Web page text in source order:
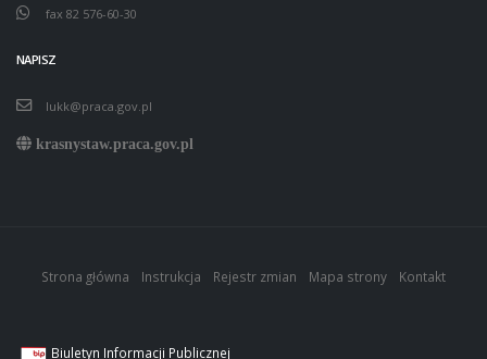
fax 82 576-60-30
NAPISZ
lukk@praca.gov.pl
krasnystaw.praca.gov.pl
Biuletyn Informacji Publicznej
Strona główna Instrukcja Rejestr zmian Mapa strony Kontakt